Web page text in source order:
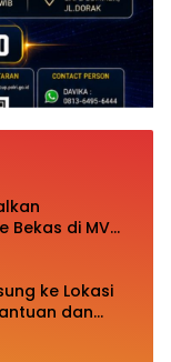
Bekas di MV
ke Lokasi
dan